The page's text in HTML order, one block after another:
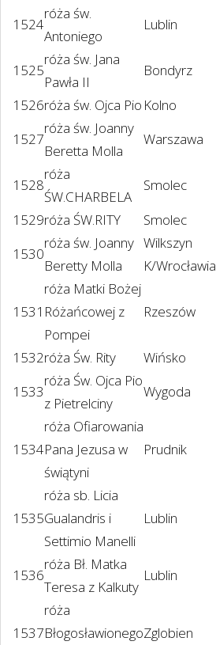
1524
róża św.
Antoniego
Lublin
1525
róża św. Jana
Pawła II
Bondyrz
1526róża św. Ojca Pio Kolno
1527
róża św. Joanny
Beretta Molla
Warszawa
1528
róża
ŚW.CHARBELA
Smolec
1529róża ŚW.RITY Smolec
1530
róża św. Joanny
Beretty Molla
Wilkszyn
K/Wrocławia
1531
róża Matki Bożej
Różańcowej z
Pompei
Rzeszów
1532róża Św. Rity Wińsko
1533
róża Św. Ojca Pio
z Pietrelciny
Wygoda
1534
róża Ofiarowania
Pana Jezusa w
świątyni
Prudnik
1535
róża sb. Licia
Gualandris i
Settimio Manelli
Lublin
1536
róża Bł. Matka
Teresa z Kalkuty
Lublin
1537
róża
BłogosławionegoZglobien